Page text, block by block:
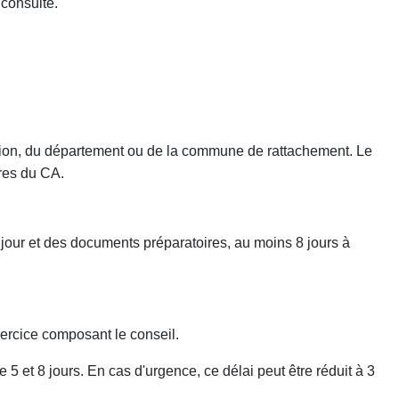
du département ou de la commune de rattachement. Le
du CA.
et des documents préparatoires, au moins 8 jours à
composant le conseil.
et 8 jours. En cas d'urgence, ce délai peut être réduit à 3